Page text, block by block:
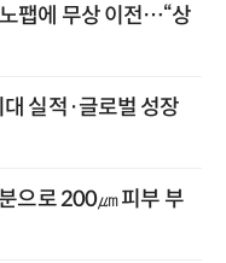
팹에 무상 이전…“상
실적·글로벌 성장
으로 200㎛ 피부 부